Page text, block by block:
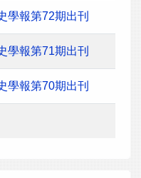
學報第72期出刊
學報第71期出刊
學報第70期出刊